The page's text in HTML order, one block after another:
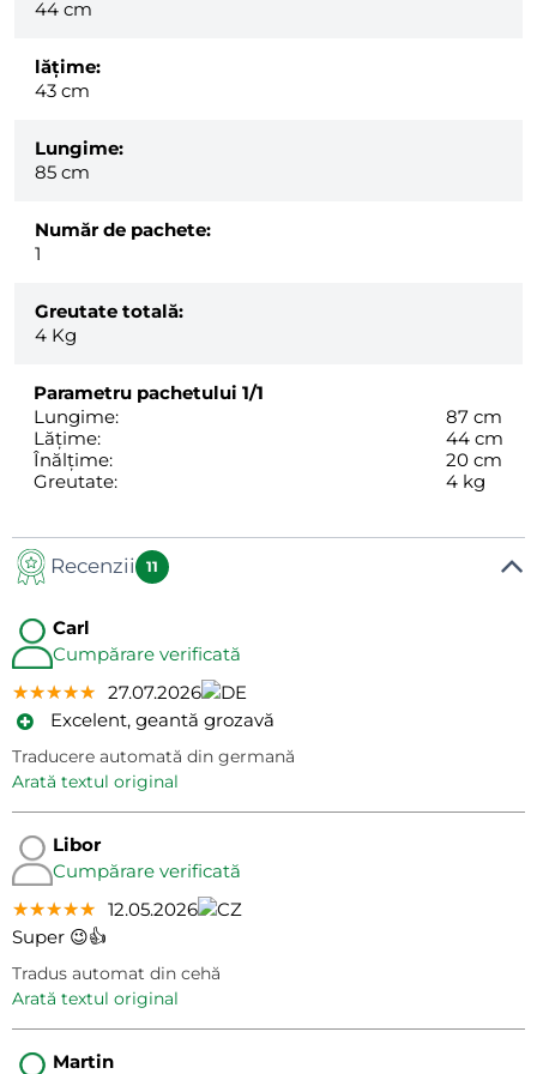
44 cm
lăţime:
43 cm
Lungime:
85 cm
Număr de pachete:
1
Greutate totală:
4 Kg
Parametru pachetului 1/1
Lungime:
87 cm
Lățime:
44 cm
Înălțime:
20 cm
Greutate:
4 kg
Recenzii 11
Carl
Cumpărare verificată
★★★★★
★★★★★
★★★★★ 27.07.2026
Excelent, geantă grozavă
Traducere automată din germană
arată textul original
Libor
Cumpărare verificată
★★★★★
★★★★★
★★★★★ 12.05.2026
Super 😉👍
Tradus automat din cehă
arată textul original
Martin